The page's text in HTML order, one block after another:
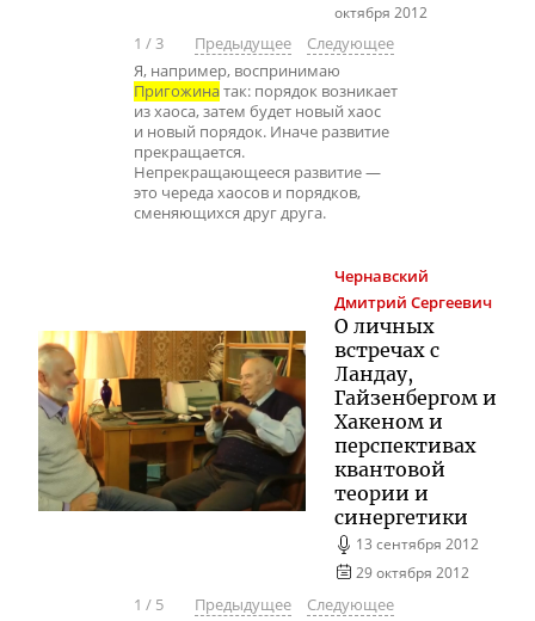
октября 2012
1 /3 Предыдущее
Следующее
Я, например, воспринимаю
Пригожинатак: порядок возникает
из хаоса, затем будет новый хаос
и новый порядок. Иначе развитие
прекращается.
Непрекращающееся развитие —
это череда хаосов и порядков,
сменяющихся друг друга.
Чернавский
Дмитрий Сергеевич
О личных
встречах с
Ландау,
Гайзенбергом и
Хакеном и
перспективах
квантовой
теории и
синергетики
13 сентября 2012
29 октября 2012
1 / 5 Предыдущее
Следующее